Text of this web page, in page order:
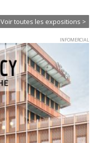
Voir toutes les expositions >
INFOMERCIAL